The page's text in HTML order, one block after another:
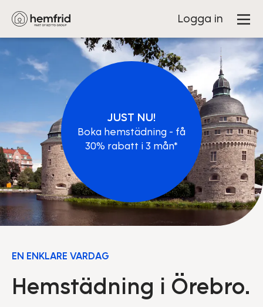
Logga in
JUST NU!
Boka hemstädning - få
30% rabatt i 3 mån*
EN ENKLARE VARDAG
Hemstädning i Örebro.